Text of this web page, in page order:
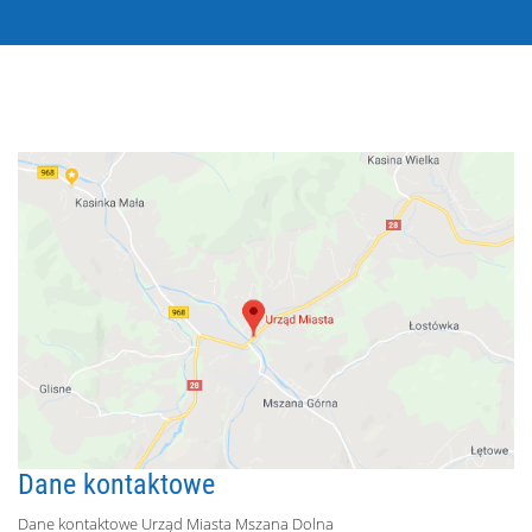
Dane kontaktowe
Dane kontaktowe Urząd Miasta Mszana Dolna